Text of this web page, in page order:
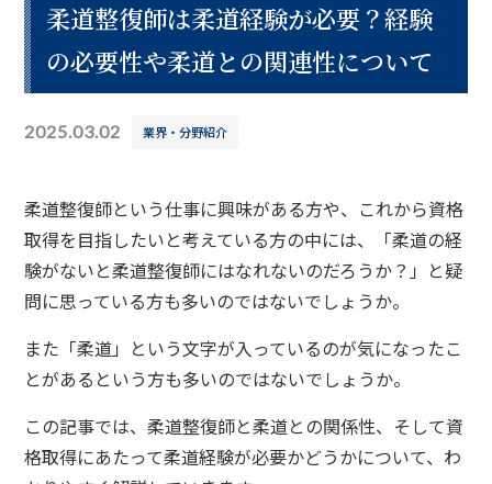
柔道整復師は柔道経験が必要？経験
の必要性や柔道との関連性について
2025.03.02 業界・分野紹介
柔道整復師という仕事に興味がある方や、これから資格
取得を目指したいと考えている方の中には、「柔道の経
験がないと柔道整復師にはなれないのだろうか？」と疑
問に思っている方も多いのではないでしょうか。
また「柔道」という文字が入っているのが気になったこ
とがあるという方も多いのではないでしょうか。
この記事では、柔道整復師と柔道との関係性、そして資
格取得にあたって柔道経験が必要かどうかについて、わ